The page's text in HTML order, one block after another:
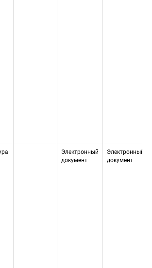
Электронный
документ
Электронный
документ